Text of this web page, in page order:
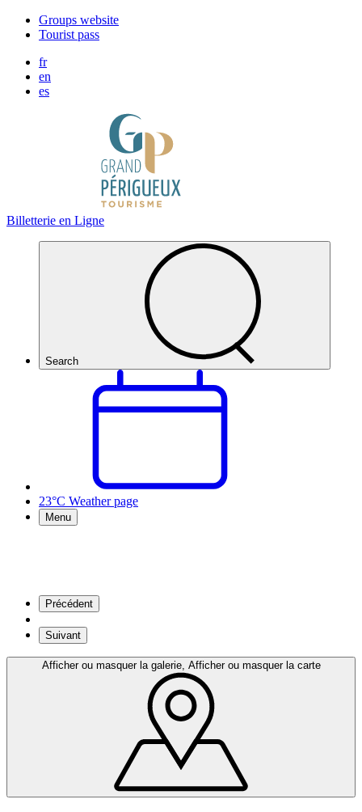
Groups website
Tourist pass
fr
en
es
Billetterie en Ligne
Search
23°C Weather page
Menu
Précédent
Suivant
Afficher ou masquer la galerie, Afficher ou masquer la carte